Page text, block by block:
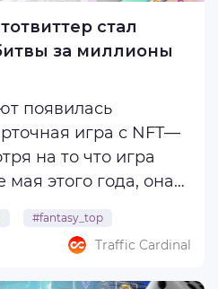
стал
за миллионы
появилась
игра с NFT—
на то что игра
этого года, она
игр и
миллионов на
игра на базе
#fantasy_top
Traffic Cardinal